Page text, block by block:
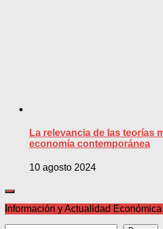
La relevancia de las teorías
economía contemporánea
10 agosto 2024
Información y Actualidad Económica